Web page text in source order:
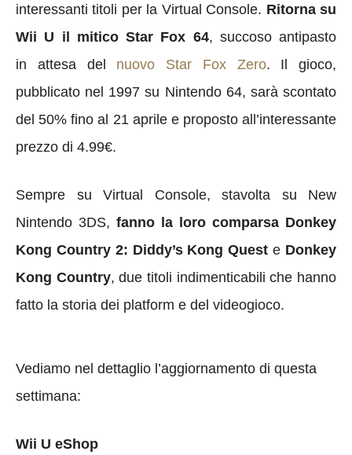
interessanti titoli per la Virtual Console. Ritorna su
Wii U il mitico Star Fox 64, succoso antipasto
in attesa del nuovo Star Fox Zero. Il gioco,
pubblicato nel 1997 su Nintendo 64, sarà scontato
del 50% fino al 21 aprile e proposto all’interessante
prezzo di 4.99€.
Sempre su Virtual Console, stavolta su New
Nintendo 3DS, fanno la loro comparsa Donkey
Kong Country 2: Diddy’s Kong Queste Donkey
Kong Country, due titoli indimenticabili che hanno
fatto la storia dei platform e del videogioco.
Vediamo nel dettaglio l’aggiornamento di questa
settimana:
Wii U eShop